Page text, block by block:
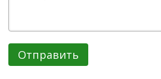
Отправить